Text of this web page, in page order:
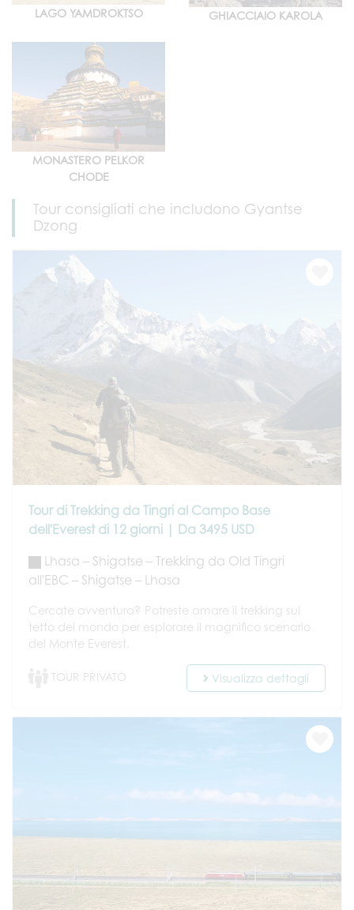
LAGO YAMDROKTSO GHIACCIAIO KAROLA
MONASTERO PELKOR
CHODE
Tour consigliati che includono Gyantse
Dzong
Tour di Trekking da Tingri al Campo Base
dell'Everest di 12 giorni | Da 3495 USD
Lhasa – Shigatse – Trekking da Old Tingri
all'EBC – Shigatse – Lhasa
Cercate avventura? Potreste amare il trekking sul
tetto del mondo per esplorare il magnifico scenario
del Monte Everest.
TOUR PRIVATO Visualizza dettagli